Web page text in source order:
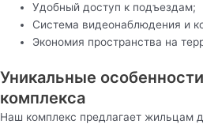
Удобный доступ к подъездам;
Система видеонаблюдения и
Экономия пространства на
Уникальные
комплекса
Наш комплекс предлагает жильцам